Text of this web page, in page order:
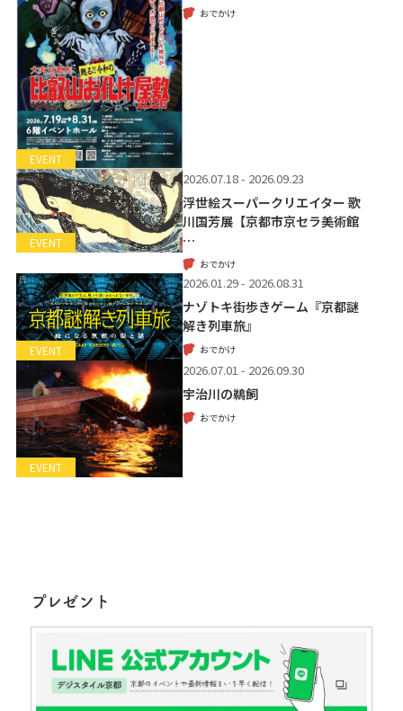
EVENT
おでかけ
EVENT
2026.07.18 - 2026.09.23
浮世絵スーパークリエイター 歌
川国芳展【京都市京セラ美術館
…
おでかけ
EVENT
2026.01.29 - 2026.08.31
ナゾトキ街歩きゲーム『京都謎
解き列車旅』
おでかけ
EVENT
2026.07.01 - 2026.09.30
宇治川の鵜飼
おでかけ
プレゼント